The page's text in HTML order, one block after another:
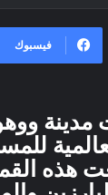
فيسبوك
مدينة
هذه